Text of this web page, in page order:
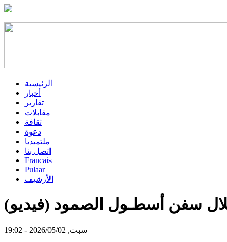
الرئيسية
أخبار
تقارير
مقابلات
ثقافة
دعوة
ملتميديا
اتصل بنا
Francais
Pulaar
الأرشيف
سفن أسطـول الصمود (فيديو)
سبت, 2026/05/02 - 19:02